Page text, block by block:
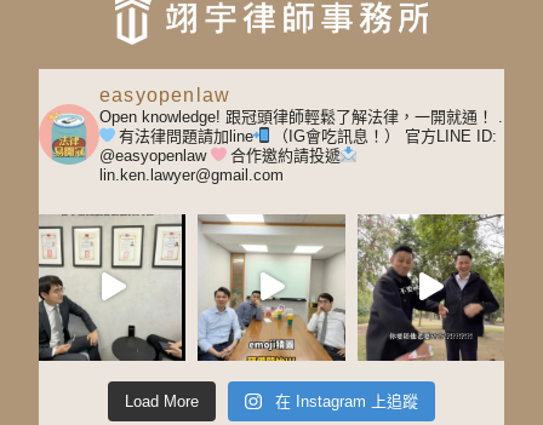
easyopenlaw
Open knowledge! 跟冠頭律師輕鬆了解法律，一開就通！
有法律問題請加line
（IG會吃訊息！）
官方LINE ID:
@easyopenlaw
合作邀約請投遞
lin.ken.lawyer@gmail.com
Load More 在 Instagram 上追蹤